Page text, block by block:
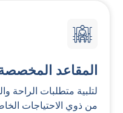
المقاعد
لتلبية متطلبات الراحة
من ذوي الاحتياجات